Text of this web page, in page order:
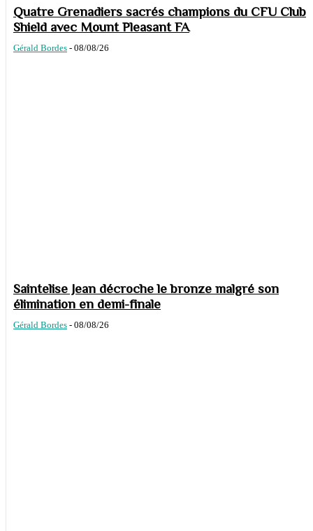
Quatre Grenadiers sacrés champions du CFU Club
Shield avec Mount Pleasant FA
Gérald Bordes - 08/08/26
Saintelise Jean décroche le bronze malgré son
élimination en demi-finale
Gérald Bordes - 08/08/26